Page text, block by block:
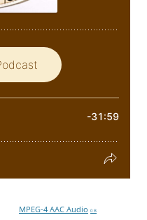
MPEG-4 AAC Audio 0 B